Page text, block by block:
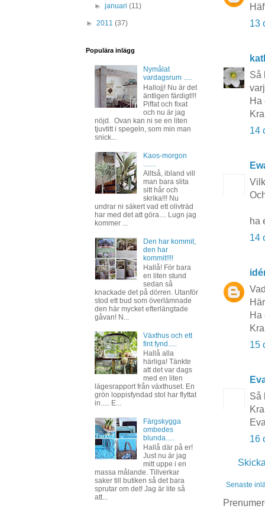
13
Så
Ha
14
ha
14
Ha
15
Så
16
Senaste
►januari(11)
► 2011 (37)
Populära inlägg
Nymålat
vardagsrum .....
Hallojj! Nu är det
äntligen färdigt!!!
Piffat och fixat
och nu är jag
nöjd. Ovan kan ni se en liten
tjuvtitt i spegeln, som min man
snick...
Kaos-morgon
Alltså, ibland vill
man bara slita
sitt hår och
skrika!!! Nu
undrar ni säkert vad ett olivträd
har med det att göra.... Lugn jag
kommer ...
Den har kommit,
den har
kommit!!!!
Hallå! För bara
en liten stund
sedan så
knackade det på dörren. Utanför
stod ett bud som överlämnade
den här mycket efterlängtade
gåvan! N...
Växthus och ett
fint fynd.....
Hallå alla
härliga! Tänkte
att det var dags
med en liten
lägesrapport från växthuset. En
grön loppisfyndad stol har flyttat
in..... E...
Färgskygga
ombedes
blunda.....
Hallå där på er!
Just nu är jag
mitt uppe i en
massa målande. Tillverkar
saker till butiken så det bara
sprutar om det! Jag är lite så
att...